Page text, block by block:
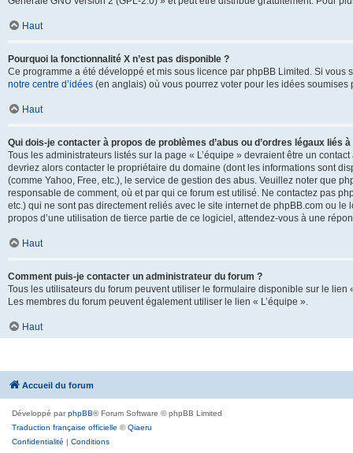
Haut
Pourquoi la fonctionnalité X n’est pas disponible ?
Ce programme a été développé et mis sous licence par phpBB Limited. Si
notre centre d’idées (en anglais) où vous pourrez voter pour les idées soumises
Haut
Qui dois-je contacter à propos de problèmes d’abus ou d’ordres légaux liés
Tous les administrateurs listés sur la page « L’équipe » devraient être un
devriez alors contacter le propriétaire du domaine (dont les informations sont
(comme Yahoo, Free, etc.), le service de gestion des abus. Veuillez noter que
responsable de comment, où et par qui ce forum est utilisé. Ne contactez pas
etc.) qui ne sont pas directement reliés avec le site internet de phpBB.com ou
propos d’une utilisation de tierce partie de ce logiciel, attendez-vous à une
Haut
Comment puis-je contacter un administrateur du forum ?
Tous les utilisateurs du forum peuvent utiliser le formulaire disponible sur le
Les membres du forum peuvent également utiliser le lien « L’équipe ».
Haut
Accueil du forum
Développé parphpBB® Forum Software © phpBB Limited
Traduction française officielle ©Qiaeru
Confidentialité | Conditions